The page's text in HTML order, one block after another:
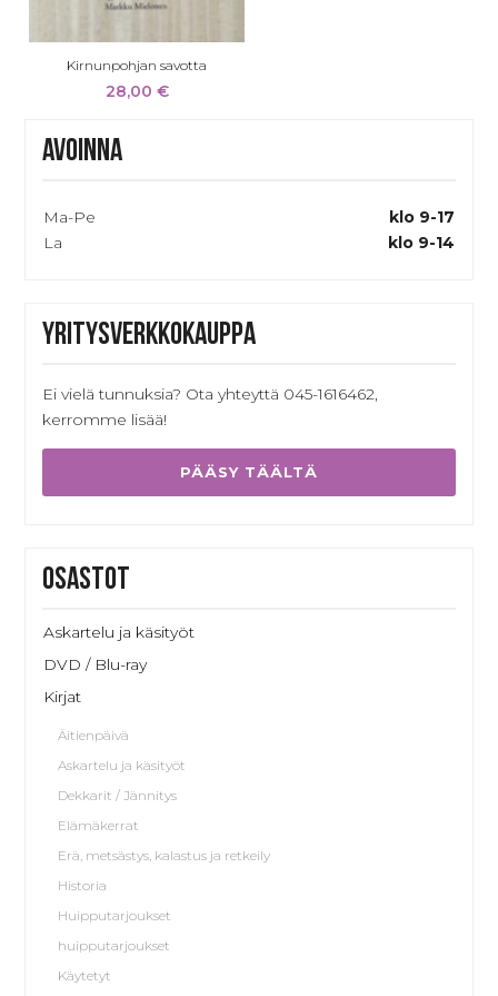
Kirnunpohjan savotta
28,00 €
Avoinna
Ma-Pe
klo 9-17
La
klo 9-14
Yritysverkkokauppa
Ei vielä tunnuksia? Ota yhteyttä 045-1616462,
kerromme lisää!
PÄÄSY TÄÄLTÄ
Osastot
Askartelu ja käsityöt
DVD / Blu-ray
Kirjat
Äitienpäivä
Askartelu ja käsityöt
Dekkarit / Jännitys
Elämäkerrat
Erä, metsästys, kalastus ja retkeily
Historia
Huipputarjoukset
huipputarjoukset
Käytetyt